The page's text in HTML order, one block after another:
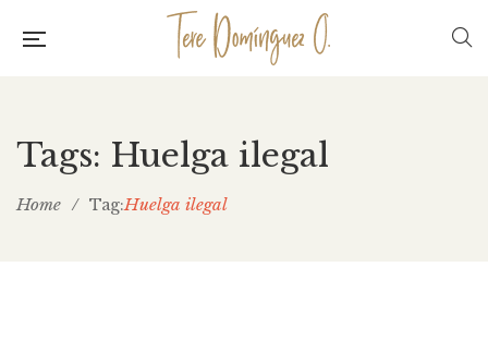
Tags: Huelga ilegal
Home / Tag:Huelga ilegal